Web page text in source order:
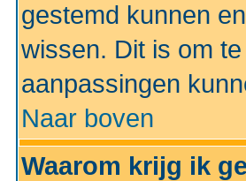
gestemd kunnen
wissen. Dit is om
aanpassingen
Naar boven
Waarom krijg ik